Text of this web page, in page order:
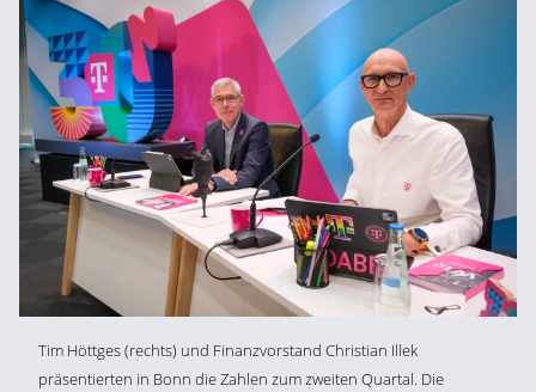
Tim Höttges (rechts) und Finanzvorstand Christian Illek
präsentierten in Bonn die Zahlen zum zweiten Quartal. Die